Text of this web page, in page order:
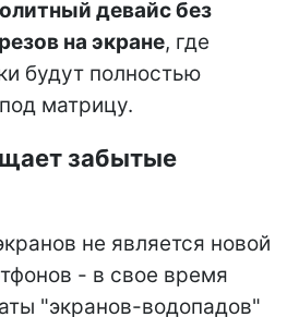
девайс без
на экране, где
будут полностью
матрицу.
забытые
не является новой
- в свое время
"экранов-водопадов"